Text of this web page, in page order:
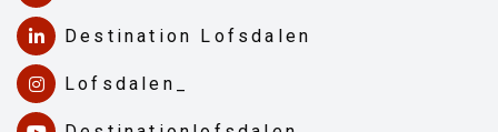
Destination Lofsdalen
Lofsdalen_